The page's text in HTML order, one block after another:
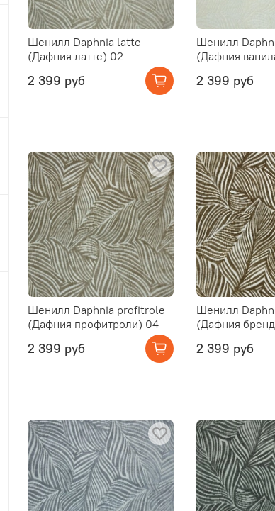
Шенилл Daphnia latte
(Дафния латте) 02
2 399 руб
Шенилл
(Дафния
2 399 руб
Шенилл Daphnia profitrole
(Дафния профитроли) 04
2 399 руб
Шенилл
(Дафния
2 399 руб